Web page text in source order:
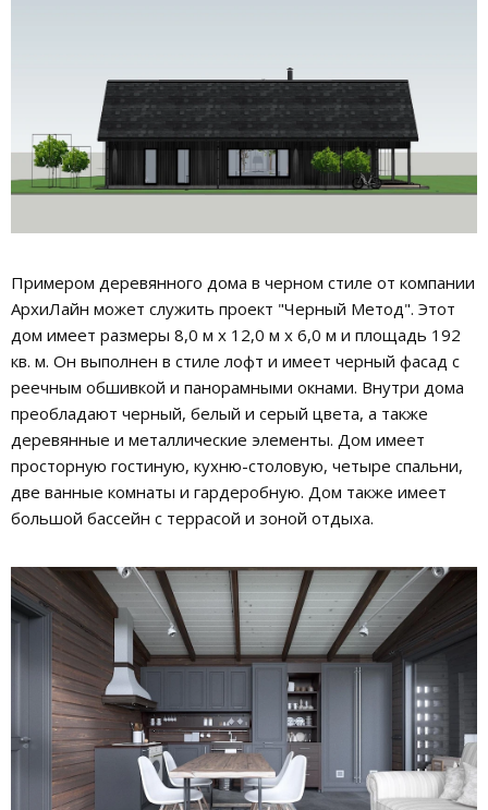
Примером деревянного дома в черном стиле от компании
АрхиЛайн может служить проект "Черный Метод". Этот
дом имеет размеры 8,0 м х 12,0 м х 6,0 м и площадь 192
кв. м. Он выполнен в стиле лофт и имеет черный фасад с
реечным обшивкой и панорамными окнами. Внутри дома
преобладают черный, белый и серый цвета, а также
деревянные и металлические элементы. Дом имеет
просторную гостиную, кухню-столовую, четыре спальни,
две ванные комнаты и гардеробную. Дом также имеет
большой бассейн с террасой и зоной отдыха.